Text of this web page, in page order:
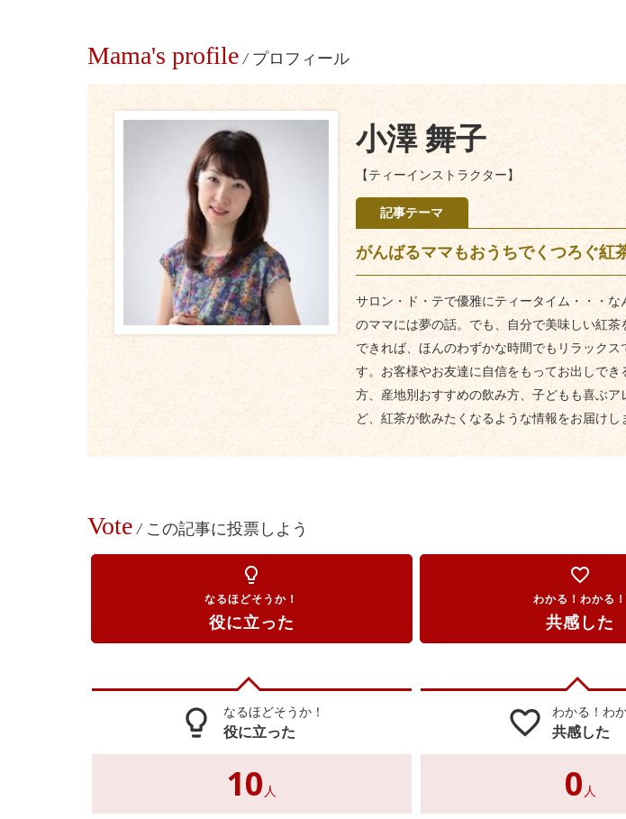
Mama's profile / プロフィール
小澤 舞子
【ティーインストラクター】
記事テーマ
がんばるママもおうちでくつろぐ紅
サロン・ド・テで優雅にティータイム・・・な
のママには夢の話。でも、自分で美味しい紅茶
できれば、ほんのわずかな時間でもリラックス
す。お客様やお友達に自信をもってお出しでき
方、産地別おすすめの飲み方、子どもも喜ぶア
ど、紅茶が飲みたくなるような情報をお届けし
Vote / この記事に投票しよう
lightbulb_outline
なるほどそうか！
役に立った
favorite_border
わかる！わかる！
共感した
lightbulb_outline なるほどそうか！
役に立った
10 人
favorite_border わかる！わ
共感した
0 人